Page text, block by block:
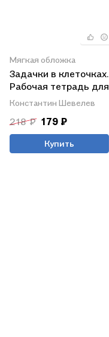
Мягкая обложка
Задачки в клеточках.
Рабочая тетрадь для
детей 4-5 лет
Константин Шевелев
218 ₽ 179 ₽
Купить